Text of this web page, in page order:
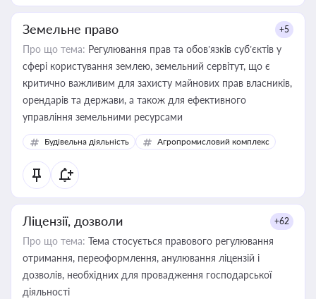
Земельне право +5
Про що тема: Регулювання прав та обов’язків суб’єктів у
сфері користування землею, земельний сервітут, що є
критично важливим для захисту майнових прав власників,
орендарів та держави, а також для ефективного
управління земельними ресурсами
Будівельна діяльність Агропромисловий комплекс
Ліцензії, дозволи +62
Про що тема: Тема стосується правового регулювання
отримання, переоформлення, анулювання ліцензій і
дозволів, необхідних для провадження господарської
діяльності